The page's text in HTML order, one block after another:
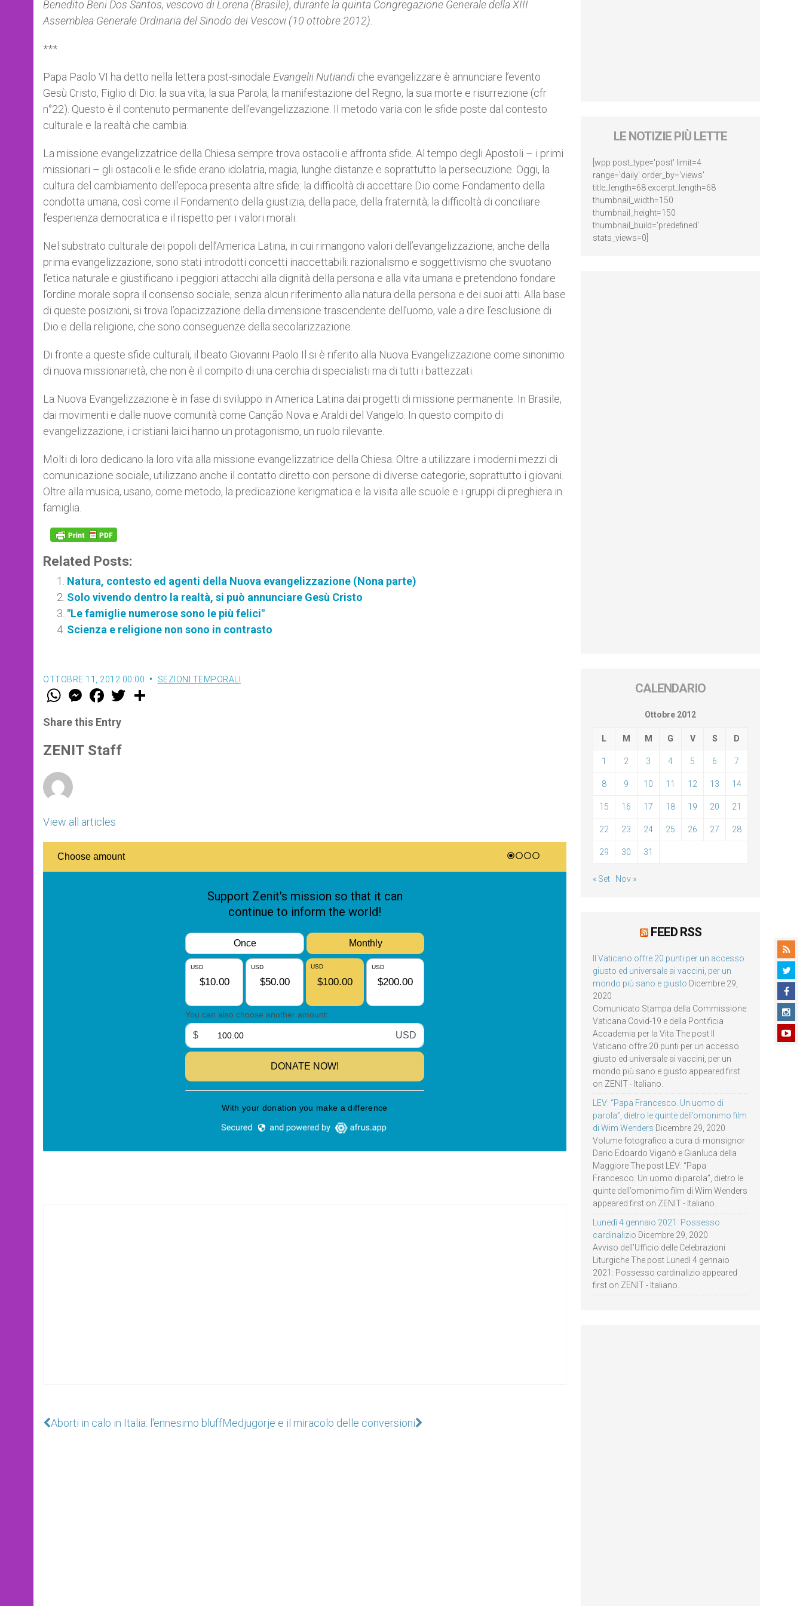
r
Benedito Beni Dos Santos, vescovo di Lorena (Brasile), durante la quinta Congregazione Generale della XIII
Assemblea Generale Ordinaria del Sinodo dei Vescovi (10 ottobre 2012).
***
Papa Paolo VI ha detto nella lettera post-sinodale Evangelii Nutiandi che evangelizzare è annunciare l’evento
Gesù Cristo, Figlio di Dio: la sua vita, la sua Parola, la manifestazione del Regno, la sua morte e risurrezione (cfr
n°22). Questo è il contenuto permanente dell’evangelizzazione. Il metodo varia con le sfide poste dal contesto
culturale e la realtà che cambia.
La missione evangelizzatrice della Chiesa sempre trova ostacoli e affronta sfide. Al tempo degli Apostoli – i primi
missionari – gli ostacoli e le sfide erano idolatria, magia, lunghe distanze e soprattutto la persecuzione. Oggi, la
cultura del cambiamento dell’epoca presenta altre sfide: la difficoltà di accettare Dio come Fondamento della
condotta umana, così come il Fondamento della giustizia, della pace, della fraternità; la difficoltà di conciliare
l’esperienza democratica e il rispetto per i valori morali.
Nel substrato culturale dei popoli dell’America Latina, in cui rimangono valori dell’evangelizzazione, anche della
prima evangelizzazione, sono stati introdotti concetti inaccettabili: razionalismo e soggettivismo che svuotano
l’etica naturale e giustificano i peggiori attacchi alla dignità della persona e alla vita umana e pretendono fondare
l’ordine morale sopra il consenso sociale, senza alcun riferimento alla natura della persona e dei suoi atti. Alla base
di queste posizioni, si trova l’opacizzazione della dimensione trascendente dell’uomo, vale a dire l’esclusione di
Dio e della religione, che sono conseguenze della secolarizzazione.
Di fronte a queste sfide culturali, il beato Giovanni Paolo Il si è riferito alla Nuova Evangelizzazione come sinonimo
di nuova missionarietà, che non è il compito di una cerchia di specialisti ma di tutti i battezzati.
La Nuova Evangelizzazione è in fase di sviluppo in America Latina dai progetti di missione permanente. In Brasile,
dai movimenti e dalle nuove comunità come Canção Nova e Araldi del Vangelo. In questo compito di
evangelizzazione, i cristiani laici hanno un protagonismo, un ruolo rilevante.
Molti di loro dedicano la loro vita alla missione evangelizzatrice della Chiesa. Oltre a utilizzare i moderni mezzi di
comunicazione sociale, utilizzano anche il contatto diretto con persone di diverse categorie, soprattutto i giovani.
Oltre alla musica, usano, come metodo, la predicazione kerigmatica e la visita alle scuole e i gruppi di preghiera in
famiglia.
Related Posts:
Natura, contesto ed agenti della Nuova evangelizzazione (Nona parte)
Solo vivendo dentro la realtà, si può annunciare Gesù Cristo
"Le famiglie numerose sono le più felici"
Scienza e religione non sono in contrasto
OTTOBRE 11, 2012 00:00 SEZIONI TEMPORALI
W
t
s
p
p
M
e
s
e
g
e
F
a
e
b
o
k
w
Share this Entry
ZENIT Staff
View all articles
Aborti in calo in Italia: l'ennesimo bluffMedjugorje e il miracolo delle conversioni
LE NOTIZIE PIÙ LETTE
[wpp post_type='post' limit=4
range='daily' order_by='views'
title_length=68 excerpt_length=68
thumbnail_width=150
thumbnail_height=150
thumbnail_build='predefined'
stats_views=0]
CALENDARIO
Ottobre 2012
L M M G V S D
1 2 3 4 5 6 7
8 9 10 11 12 13 14
15 16 17 18 19 20 21
22 23 24 25 26 27 28
29 30 31
« Set Nov »
FEED RSS
Il Vaticano offre 20 punti per un accesso
giusto ed universale ai vaccini, per un
mondo più sano e giusto Dicembre 29,
2020
Comunicato Stampa della Commissione
Vaticana Covid-19 e della Pontificia
Accademia per la Vita The post Il
Vaticano offre 20 punti per un accesso
giusto ed universale ai vaccini, per un
mondo più sano e giusto appeared first
on ZENIT - Italiano.
LEV: “Papa Francesco. Un uomo di
parola”, dietro le quinte dell’omonimo film
di Wim Wenders Dicembre 29, 2020
Volume fotografico a cura di monsignor
Dario Edoardo Viganò e Gianluca della
Maggiore The post LEV: “Papa
Francesco. Un uomo di parola”, dietro le
quinte dell’omonimo film di Wim Wenders
appeared first on ZENIT - Italiano.
Lunedì 4 gennaio 2021: Possesso
cardinalizio Dicembre 29, 2020
Avviso dell’Ufficio delle Celebrazioni
Liturgiche The post Lunedì 4 gennaio
2021: Possesso cardinalizio appeared
first on ZENIT - Italiano.